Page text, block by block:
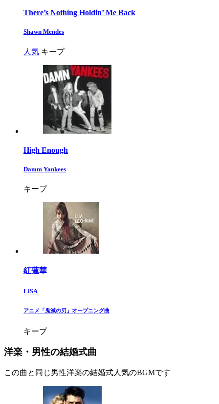
There’s Nothing Holdin’ Me Back
Shawn Mendes
人気 キープ
High Enough
Damm Yankees
キープ
紅蓮華
LiSA
​アニメ「鬼滅の刃」オープニング曲​
キープ
洋楽・男性の結婚式曲
この曲と同じ男性洋楽の結婚式人気のBGMです